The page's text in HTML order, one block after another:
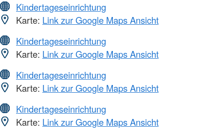
Kindertageseinrichtung
Karte: Link zur Google Maps Ansicht
Kindertageseinrichtung
Karte: Link zur Google Maps Ansicht
Kindertageseinrichtung
Karte: Link zur Google Maps Ansicht
Kindertageseinrichtung
Karte: Link zur Google Maps Ansicht